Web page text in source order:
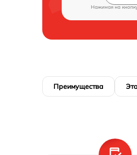
Нажимая на
Преимущества